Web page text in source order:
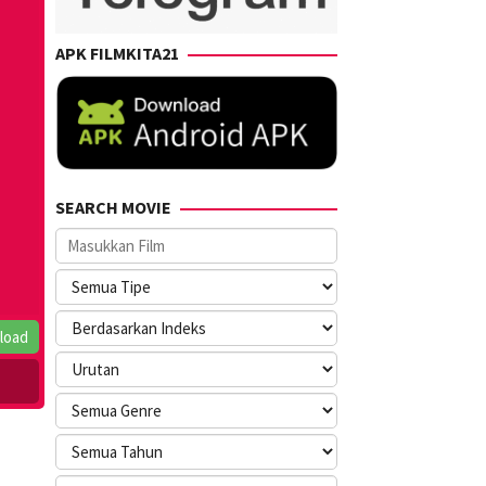
APK FILMKITA21
SEARCH MOVIE